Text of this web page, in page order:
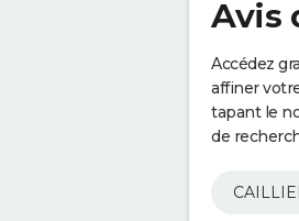
Avis
Accédez
affiner
tapant le
de